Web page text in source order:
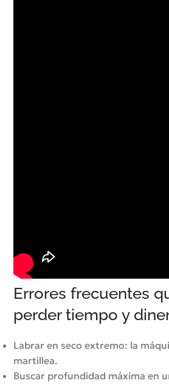
Errores frecuentes
perder tiempo y
Labrar en seco extremo: la
martillea.
Buscar profundidad máxima en